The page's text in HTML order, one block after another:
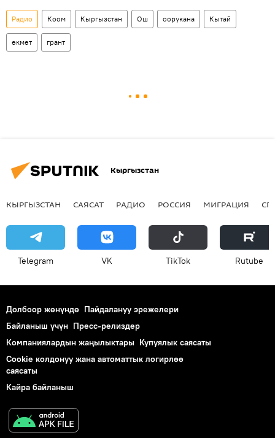
Радио Коом Кыргызстан Ош оорукана Кытай
өкмөт грант
Кыргызстан
КЫРГЫЗСТАН САЯСАТ РАДИО РОССИЯ МИГРАЦИЯ
Telegram VK ТikТоk Rutube
Долбоор жөнүндө Пайдалануу эрежелери
Байланыш үчүн Пресс-релиздер
Компаниялардын жаңылыктары Купуялык саясаты
Cookie колдонуу жана автоматтык логирлөө
саясаты
Кайра байланыш